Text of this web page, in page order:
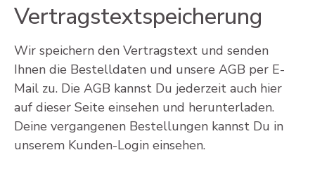
Vertragstextspeicherung
Wir speichern den Vertragstext und senden
Ihnen die Bestelldaten und unsere AGB per E-
Mail zu. Die AGB kannst Du jederzeit auch hier
auf dieser Seite einsehen und herunterladen.
Deine vergangenen Bestellungen kannst Du in
unserem Kunden-Login einsehen.